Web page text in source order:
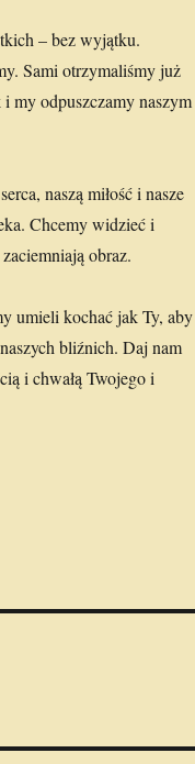
– bez wyjątku.
Sami otrzymaliśmy już
my odpuszczamy naszym
naszą miłość i nasze
Chcemy widzieć i
obraz.
umieli kochać jak Ty, aby
bliźnich. Daj nam
i chwałą Twojego i